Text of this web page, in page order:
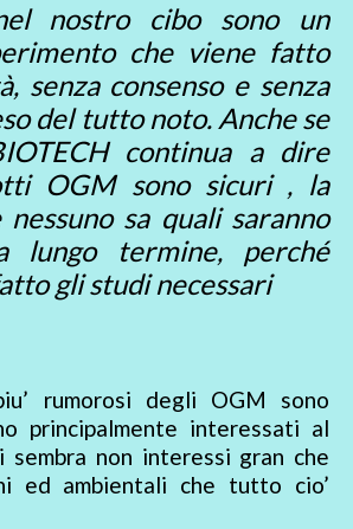
nostro cibo sono un
che viene fatto
senza consenso e senza
del tutto noto. Anche se
continua a dire
OGM sono sicuri , la
sa quali saranno
termine, perché
gli studi necessari
rumorosi degli OGM sono
principalmente interessati al
non interessi gran che
ed ambientali che tutto cio’